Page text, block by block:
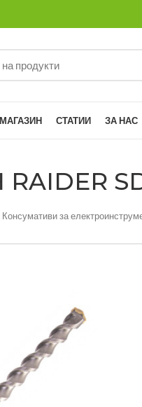
МАГАЗИН СТАТИИ ЗА НАС
Консумативи за